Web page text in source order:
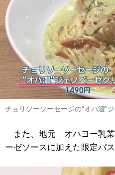
チョリソーソーセージの“オハ濃”
また、地元「オハヨー乳
ーゼソースに加えた限定パ